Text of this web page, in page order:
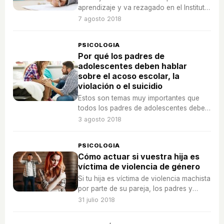
aprendizaje y va rezagado en el Instituto,
tendrás que ayudarle a mejorar esta
7 agosto 2018
PSICOLOGIA
Por qué los padres de
adolescentes deben hablar
sobre el acoso escolar, la
violación o el suicidio
Estos son temas muy importantes que
todos los padres de adolescentes deben
tratar. ¡Les puede salvar la vida!
3 agosto 2018
PSICOLOGIA
Cómo actuar si vuestra hija es
víctima de violencia de género
Si tu hija es víctima de violencia machista
por parte de su pareja, los padres y
madres somos una herramienta clave
31 julio 2018